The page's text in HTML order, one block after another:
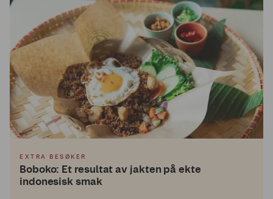
EXTRA BESØKER
Boboko: Et resultat av jakten på ekte
indonesisk smak